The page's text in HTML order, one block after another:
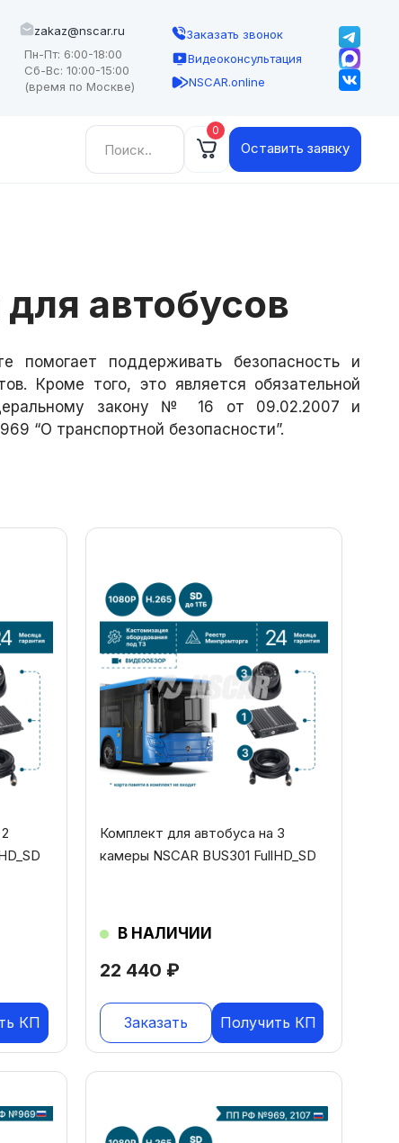
zakaz@nscar.ru
Пн-Пт: 6:00-18:00
Сб-Вс: 10:00-15:00
(время по Москве)
Заказать звонок
Видеоконсультация
NSCAR.online
Найти: 0
Оставить заявку
автобусов
помогает поддерживать безопасность и
Кроме того, это является обязательной
закону № 16 от 09.02.2007 и
“О транспортной безопасности”.
КП
22 440 ₽
Комплект для автобуса на 3
камеры NSCAR BUS301 FullHD_SD
В НАЛИЧИИ
Заказать Получить КП